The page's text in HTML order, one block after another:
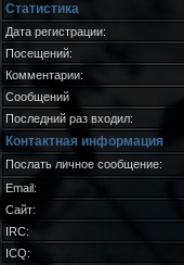
Статистика
Дата регистрации:
Посещений:
Комментарии:
Сообщений
Последний раз входил:
Контактная информация
Послать личное сообщение:
Email:
Сайт:
IRC:
ICQ: